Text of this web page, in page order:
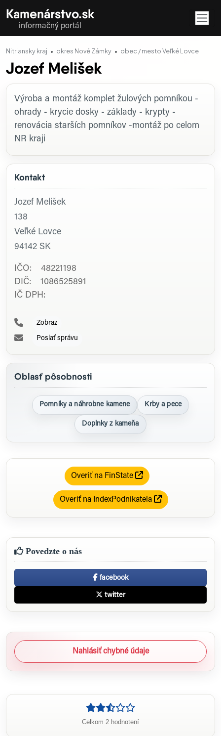
Kamenárstvo.sk
informačný portál
Nitriansky kraj okres Nové Zámky obec / mesto Veľké Lovce
Jozef Melišek
Kontakt
Jozef Melišek
138
Veľké Lovce
94142 SK
IČO: 48221198
DIČ: 1086525891
IČ DPH:
Zobraz
Poslať správu
Oblasť pôsobnosti
Pomníky a náhrobne kamene Krby a pece
Doplnky z kameňa
Overiť na FinState
Overiť na IndexPodnikatela
Povedzte o nás
facebook
twitter
Nahlásiť chybné údaje
Profil firmy
Výroba a montáž komplet žulových pomníkou -
ohrady - krycie dosky - základy - krypty -
renovácia starších pomníkov -montáž po celom
NR kraji
Celkom 2 hodnotení